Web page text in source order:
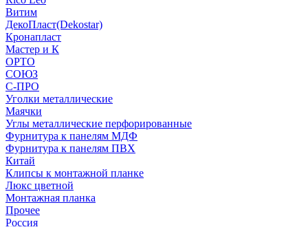
Витим
ДекоПласт(Dekostar)
Кронапласт
Мастер и К
ОРТО
СОЮЗ
С-ПРО
Уголки металлические
Маячки
Углы металлические перфорированные
Фурнитура к панелям МДФ
Фурнитура к панелям ПВХ
Китай
Клипсы к монтажной планке
Люкс цветной
Монтажная планка
Прочее
Россия